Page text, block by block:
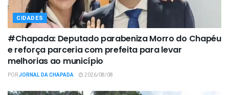
CIDADES
#Chapada: Deputado parabeniza Morro do Chapéu
e reforça parceria com prefeita para levar
melhorias ao município
PORJORNAL DA CHAPADA 2026/08/08